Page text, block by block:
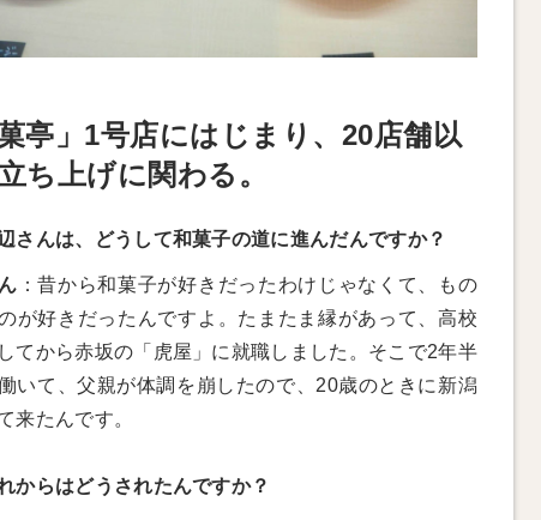
亭」1号店にはじまり、20店舗以
ち上げに関わる。
んは、どうして和菓子の道に進んだんですか？
：昔から和菓子が好きだったわけじゃなくて、もの
が好きだったんですよ。たまたま縁があって、高校
てから赤坂の「虎屋」に就職しました。そこで2年半
いて、父親が体調を崩したので、20歳のときに新潟
来たんです。
らはどうされたんですか？